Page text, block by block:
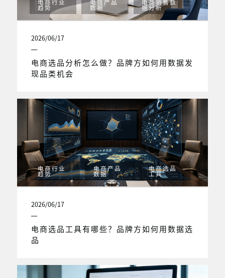
趋势 数据 据分析
2026/06/17
电商选品分析怎么做？品牌方如何用数据发
现品类机会
电商行业
趋势
电商产品
数据
电商选品
工具
2026/06/17
电商选品工具有哪些？品牌方如何用数据选
品